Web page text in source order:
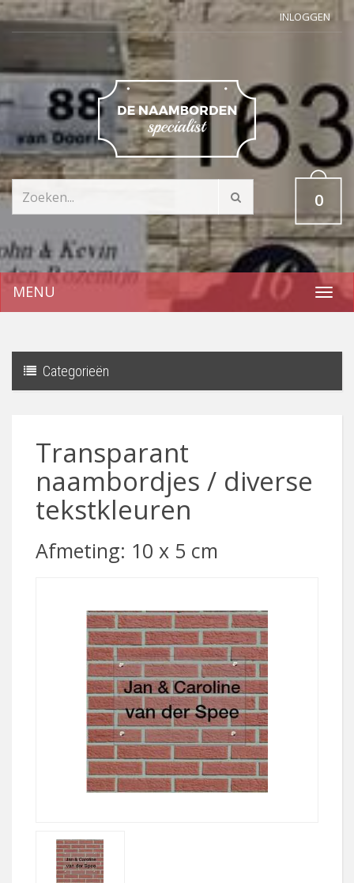
INLOGGEN
0
MENU
Categorieën
Transparant
naambordjes / diverse
tekstkleuren
Afmeting: 10 x 5 cm